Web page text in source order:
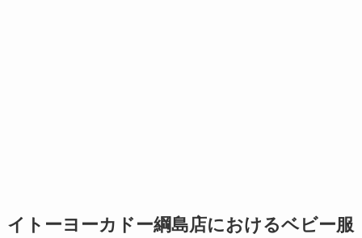
イトーヨーカドー綱島店におけるベビー服